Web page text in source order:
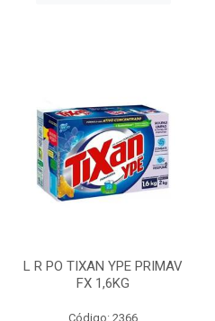
L R PO TIXAN YPE PRIMAV
FX 1,6KG
Código: 2366